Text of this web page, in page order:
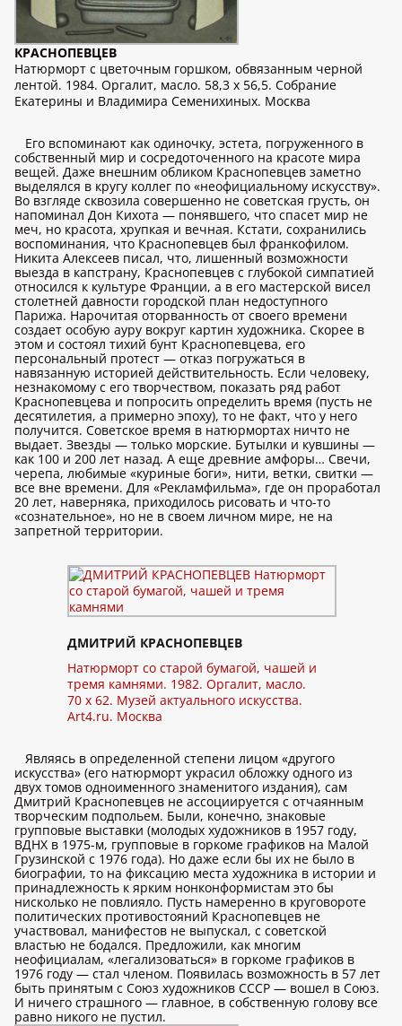
КРАСНОПЕВЦЕВ
Натюрморт с цветочным горшком, обвязанным черной
лентой. 1984. Оргалит, масло. 58,3 x 56,5. Собрание
Екатерины и Владимира Семенихиных. Москва
Его вспоминают как одиночку, эстета, погруженного в
собственный мир и сосредоточенного на красоте мира
вещей. Даже внешним обликом Краснопевцев заметно
выделялся в кругу коллег по «неофициальному искусству».
Во взгляде сквозила совершенно не советская грусть, он
напоминал Дон Кихота — понявшего, что спасет мир не
меч, но красота, хрупкая и вечная. Кстати, сохранились
воспоминания, что Краснопевцев был франкофилом.
Никита Алексеев писал, что, лишенный возможности
выезда в капстрану, Краснопевцев с глубокой симпатией
относился к культуре Франции, а в его мастерской висел
столетней давности городской план недоступного
Парижа. Нарочитая оторванность от своего времени
создает особую ауру вокруг картин художника. Скорее в
этом и состоял тихий бунт Краснопевцева, его
персональный протест — отказ погружаться в
навязанную историей действительность. Если человеку,
незнакомому с его творчеством, показать ряд работ
Краснопевцева и попросить определить время (пусть не
десятилетия, а примерно эпоху), то не факт, что у него
получится. Советское время в натюрмортах ничто не
выдает. Звезды — только морские. Бутылки и кувшины —
как 100 и 200 лет назад. А еще древние амфоры… Свечи,
черепа, любимые «куриные боги», нити, ветки, свитки —
все вне времени. Для «Рекламфильма», где он проработал
20 лет, наверняка, приходилось рисовать и что-то
«сознательное», но не в своем личном мире, не на
запретной территории.
ДМИТРИЙ КРАСНОПЕВЦЕВ
Натюрморт со старой бумагой, чашей и
тремя камнями. 1982. Оргалит, масло.
70 x 62. Музей актуального искусства.
Art4.ru. Москва
Являясь в определенной степени лицом «другого
искусства» (его натюрморт украсил обложку одного из
двух томов одноименного знаменитого издания), сам
Дмитрий Краснопевцев не ассоциируется с отчаянным
творческим подпольем. Были, конечно, знаковые
групповые выставки (молодых художников в 1957 году,
ВДНХ в 1975-м, групповые в горкоме графиков на Малой
Грузинской с 1976 года). Но даже если бы их не было в
биографии, то на фиксацию места художника в истории и
принадлежность к ярким нонконформистам это бы
нисколько не повлияло. Пусть намеренно в круговороте
политических противостояний Краснопевцев не
участвовал, манифестов не выпускал, с советской
властью не бодался. Предложили, как многим
неофициалам, «легализоваться» в горкоме графиков в
1976 году — стал членом. Появилась возможность в 57 лет
быть принятым с Союз художников СССР — вошел в Союз.
И ничего страшного — главное, в собственную голову все
равно никого не пустил.